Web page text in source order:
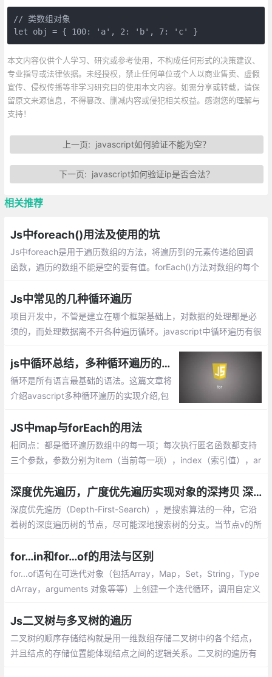
// 类数组对象
let obj = { 100: 'a', 2: 'b', 7: 'c' }
本文内容仅供个人学习、研究或参考使用，不构成任何形式的决策建议、
专业指导或法律依据。未经授权，禁止任何单位或个人以商业售卖、虚假
宣传、侵权传播等非学习研究目的使用本文内容。如需分享或转载，请保
留原文来源信息，不得篡改、删减内容或侵犯相关权益。感谢您的理解与
支持！
上一页: javascript如何验证不能为空？
下一页: javascript如何验证ip是否合法？
相关推荐
Js中foreach()用法及使用的坑
Js中foreach是用于遍历数组的方法，将遍历到的元素传递给回调
函数，遍历的数组不能是空的要有值。forEach()方法对数组的每个
Js中常见的几种循环遍历
项目开发中，不管是建立在哪个框架基础上，对数据的处理都是必
须的，而处理数据离不开各种遍历循环。javascript中循环遍历有很
js中循环总结，多种循环遍历的实现介绍（while,for,map,foreach等）
循环是所有语言最基础的语法。这篇文章将
介绍avascript多种循环遍历的实现介绍,包
r…of,map等等，
JS中map与forEach的用法
相同点：都是循环遍历数组中的每一项；每次执行匿名函数都支持
三个参数，参数分别为item（当前每一项），index（索引值），ar
深度优先遍历，广度优先遍历实现对象的深拷贝 深度优先遍历
深度优先遍历（Depth-First-Search），是搜索算法的一种，它沿
着树的深度遍历树的节点，尽可能深地搜索树的分支。当节点v的所
for…in和for…of的用法与区别
for...of语句在可迭代对象（包括Array，Map，Set，String，Type
dArray，arguments 对象等等）上创建一个迭代循环，调用自定义
Js二叉树与多叉树的遍历
二叉树的顺序存储结构就是用一维数组存储二叉树中的各个结点，
并且结点的存储位置能体现结点之间的逻辑关系。二叉树的遍历有